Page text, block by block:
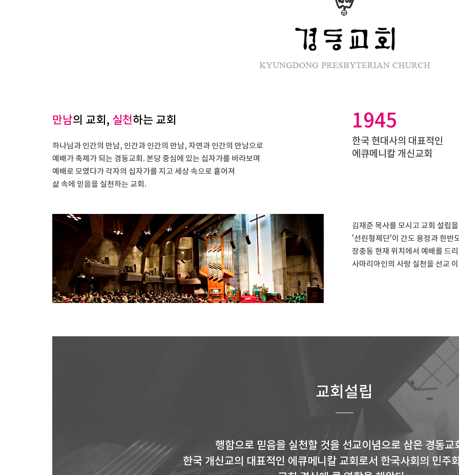
만남의 교회, 실천하는 교회
하나님과 인간의 만남, 인간과 인간의 만남, 자연과 인간의 만남으로
예배가 축제가 되는 경동교회. 본당 중심에 있는 십자가를 바라보며
예배로 모였다가 각자의 십자가를 지고 세상 속으로 흩어져
삶 속에 믿음을 실천하는 교회.
1945
한국 현대사의 대표적인
에큐메니칼 개신교회
김재준 목사를 모시고 교회 설립
'선린형제단'이 간도 용정과 한반
장충동 현재 위치에서 예배를 드
사마리아인의 사랑 실천을 선교
교회설립
행함으로 믿음을 실천할 것을 선교이념으로 삼은 경동교
한국 개신교의 대표적인 에큐메니칼 교회로서 한국사회의 민주